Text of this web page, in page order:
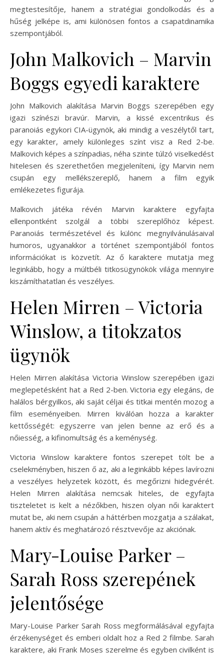
megtestesítője, hanem a stratégiai gondolkodás és a
hűség jelképe is, ami különösen fontos a csapatdinamika
szempontjából.
John Malkovich – Marvin
Boggs egyedi karaktere
John Malkovich alakítása Marvin Boggs szerepében egy
igazi színészi bravúr. Marvin, a kissé excentrikus és
paranoiás egykori CIA-ügynök, aki mindig a veszélytől tart,
egy karakter, amely különleges színt visz a Red 2-be.
Malkovich képes a színpadias, néha szinte túlzó viselkedést
hitelesen és szerethetően megjeleníteni, így Marvin nem
csupán egy mellékszereplő, hanem a film egyik
emlékezetes figurája.
Malkovich játéka révén Marvin karaktere egyfajta
ellenpontként szolgál a többi szereplőhöz képest.
Paranoiás természetével és különc megnyilvánulásaival
humoros, ugyanakkor a történet szempontjából fontos
információkat is közvetít. Az ő karaktere mutatja meg
leginkább, hogy a múltbéli titkosügynökök világa mennyire
kiszámíthatatlan és veszélyes.
Helen Mirren – Victoria
Winslow, a titokzatos
ügynök
Helen Mirren alakítása Victoria Winslow szerepében igazi
meglepetésként hat a Red 2-ben. Victoria egy elegáns, de
halálos bérgyilkos, aki saját céljai és titkai mentén mozog a
film eseményeiben. Mirren kiválóan hozza a karakter
kettősségét: egyszerre van jelen benne az erő és a
nőiesség, a kifinomultság és a keménység.
Victoria Winslow karaktere fontos szerepet tölt be a
cselekményben, hiszen ő az, aki a leginkább képes lavírozni
a veszélyes helyzetek között, és megőrizni hidegvérét.
Helen Mirren alakítása nemcsak hiteles, de egyfajta
tiszteletet is kelt a nézőkben, hiszen olyan női karaktert
mutat be, aki nem csupán a háttérben mozgatja a szálakat,
hanem aktív és meghatározó résztvevője az akciónak.
Mary-Louise Parker –
Sarah Ross szerepének
jelentősége
Mary-Louise Parker Sarah Ross megformálásával egyfajta
érzékenységet és emberi oldalt hoz a Red 2 filmbe. Sarah
karaktere, aki Frank Moses szerelme és egyben civilként is